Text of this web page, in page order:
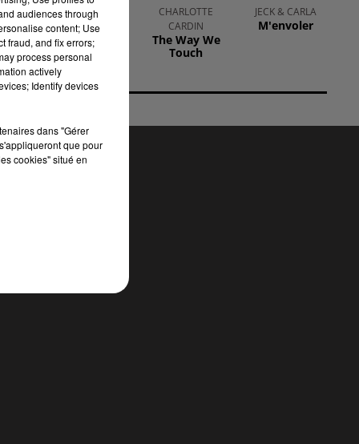
AMBRE
J'me Demande
CHARLOTTE
CARDIN
The Way We
Touch
JECK & CARLA
M'envoler
audiences through
content; Use
fraud, and fix errors;
process personal
actively
Identify devices
dans "Gérer
que pour
cookies" situé en